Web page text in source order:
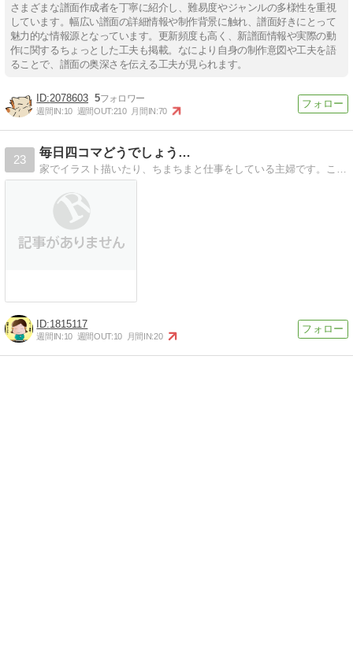
さまざまな譜面作成者を丁寧に紹介し、難易度やジャンルの多様性を重視
しています。幅広い譜面の詳細情報や制作背景に触れ、譜面好きにとって
魅力的な情報源となっています。更新頻度も高く、新譜面情報や実際の動
作に関するちょっとした工夫も掲載。なにより自身の制作意図や工夫を語
ることで、譜面の奥深さを伝える工夫が見られます。
2078603 5
週間IN:10 週間OUT:210 月間IN:70
23
毎日四コマどうでしょう…
家でイラスト描いたり、ちまちまと仕事をしている主婦です。これから受験を控えている高校生の息子と、小学生の娘と夫との毎日を四コマにしています
1815117
週間IN:10 週間OUT:10 月間IN:20